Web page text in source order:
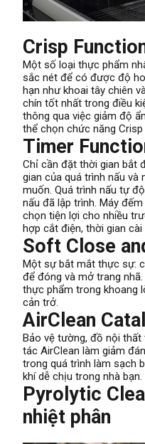
Crisp
Một số loại thực phẩm
sắc nét để có được độ
hạn như khoai tây chiên
chín tốt nhất trong điều
thông qua việc giảm độ
thể chọn chức năng Crisp
Timer
Chỉ cần đặt thời gian bắt
gian của quá trình nấu và
muốn. Quá trình nấu tự
nấu đã lập trình. Máy
chọn tiện lợi cho nhiều
hợp cắt điện, thời gian
Soft Close
Một sự bắt mắt thực sự:
để đóng và mở trang
thực phẩm trong khoang
cản trở.
AirClean
Bảo vệ tường, đồ nội
tác AirClean làm giảm
trong quá trình làm sạch
khí dễ chịu trong nhà bạn.
Pyrolytic
nhiệt phân